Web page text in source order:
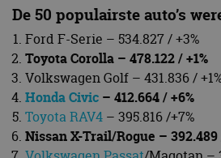
De 50 populairste auto’s
Ford F-Serie – 534.827 / +3%
Toyota Corolla – 478.122 / +1%
Volkswagen Golf – 431.836 /
Honda Civic – 412.664 / +6%
Toyota RAV4 – 395.816 /+7%
Nissan X-Trail/Rogue – 392.489